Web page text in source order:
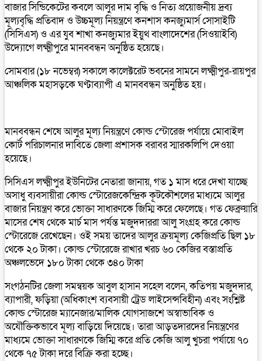
বাজার সিন্ডিকেটের কবলে আলুর দাম বৃদ্ধি ও নিত্য প্রয়োজনীয় দ্রব্য
মূল্যবৃদ্ধি প্রতিবাদ ও উচ্চমূল্য নিয়ন্ত্রণে কনশাস কনজ্যুমার্স সোসাইটি
(সিসিএস) ও এর যুব শাখা কনজ্যুমার ইয়ুথ বাংলাদেশের (সিওয়াইবি)
উদ্যোগে লক্ষ্মীপুরে মানববন্ধন অনুষ্ঠিত হয়েছে।
সোমবার (১৮ নভেম্বর) সকালে কালেক্টরেট ভবনের সামনে লক্ষ্মীপুর-রায়পুর
আঞ্চলিক মহাসড়কে ঘণ্টাব্যাপী এ মানববন্ধন অনুষ্ঠিত হয়।
মানববন্ধন শেষে আলুর মূল্য নিয়ন্ত্রণে কোল্ড স্টোরেজ পর্যায়ে মোবাইল
কোর্ট পরিচালনার দাবিতে জেলা প্রশাসক বরাবর স্মারকলিপি দেওয়া
হয়েছে।
সিসিএস লক্ষ্মীপুর ইউনিটের নেতারা জানায়, গত ১ মাস ধরে দেখা যাচ্ছে
অসাধু ব্যবসায়ীরা কোল্ড স্টোরেজকেন্দ্রিক কূটকৌশলের মাধ্যমে আলুর
বাজার নিয়ন্ত্রণ করে ভোক্তা সাধারণকে জিম্মি করে ফেলেছে। গত ফেব্রুয়ারি
মাসের শেষ থেকে মার্চ মাস পর্যন্ত মজুদদাররা আলু সংগ্রহ করে কোল্ড
স্টোরেজে রেখেছেন। ওই সময় তাদের আলুর ক্রয়মূল্য কেজিপ্রতি ছিল ১৮
থেকে ২০ টাকা। কোল্ড স্টোরেজে রাখার খরচ ৬০ কেজির বস্তাপ্রতি
অঞ্চলভেদে ১৮০ টাকা থেকে ৩৪০ টাকা
সংগঠনটির জেলা সমন্বয়ক আবুল হাসান সহেল বলেন, কতিপয় মজুদদার,
ব্যাপারী, ফড়িয়া (অধিকাংশ ব্যবসায়ী ট্রেড লাইসেন্সবিহীন) এবং সংশ্লিষ্ট
কোল্ড স্টোরেজ ম্যানেজার/মালিক যোগসাজশে অস্বাভাবিক ও
অযৌক্তিকভাবে মূল্য বাড়িয়ে দিয়েছে। তারা আড়তদারদের নিয়ন্ত্রণের
মাধ্যমে ভোক্তা সাধারণকে জিম্মি করে প্রতি কেজি আলু খুচরা পর্যায়ে ৭০
থেকে ৭৫ টাকা দরে বিক্রি করা হচ্ছে।